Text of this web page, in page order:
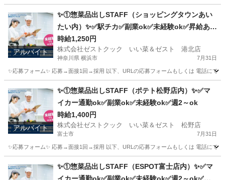
キッチン
アルバイト
✨①惣菜品出しSTAFF（ショッピングタウンあい
たい内）✨✅駅チカ✅副業ok✅未経験ok✅昇給あり
✅週1～ok✅扶養内ok
時給1,250円
株式会社ゼストクック いい菜＆ゼスト 港北店
神奈川県 横浜市 7月31日
✨応募フォーム✨ 応募→面接1回→採用 以下、URLの応募フォームもしくは 電話にて
キッチン
アルバイト
✨①惣菜品出しSTAFF（ポテト松野店内）✨✅マ
イカー通勤ok✅副業ok✅未経験ok✅週2～ok
時給1,400円
株式会社ゼストクック いい菜＆ゼスト 松野店
富士市 7月31日
✨応募フォーム✨ 応募→面接1回→採用 以下、URLの応募フォームもしくは 電話にて
キッチン ポテト
✨①惣菜品出しSTAFF（ESPOT富士店内）✨✅マ